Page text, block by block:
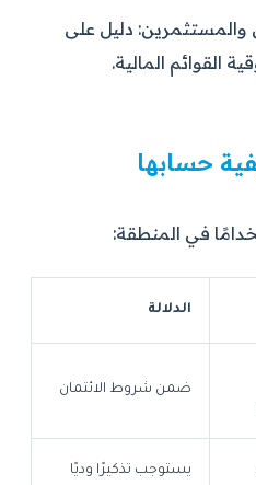
والمستثمرين: دليل على
القوائم المالية.
في المنطقة:
الدلالة
ضمن شروط الائتمان
يستوجب تذكيرًا وديًا